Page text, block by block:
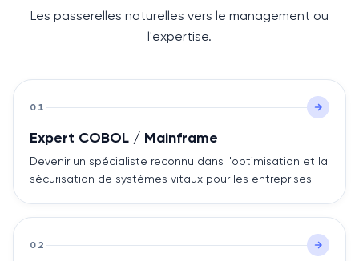
Les passerelles naturelles vers le management ou
l'expertise.
01
Expert COBOL / Mainframe
Devenir un spécialiste reconnu dans l'optimisation et la
sécurisation de systèmes vitaux pour les entreprises.
02